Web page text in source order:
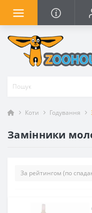
Коти Годування
Замінники